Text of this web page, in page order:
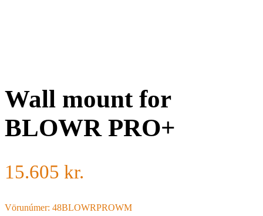
Wall mount for
BLOWR PRO+
15.605 kr.
Vörunúmer: 48BLOWRPROWM